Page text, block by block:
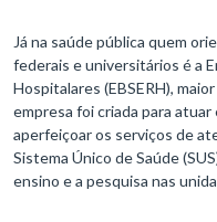
Já na saúde pública quem
federais e universitários é a
Hospitalares (EBSERH),
empresa foi criada para
aperfeiçoar os serviços de
Sistema Único de Saúde
ensino e a pesquisa nas